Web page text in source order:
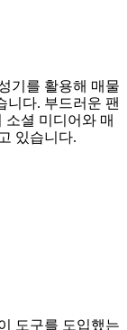
기를 활용해 매물
니다. 부드러운 팬
소셜 미디어와 매
있습니다.
도구를 도입했는